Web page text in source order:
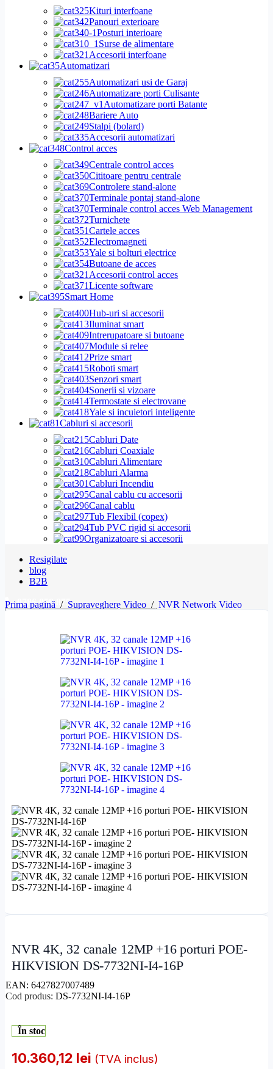
Kituri interfoane
Panouri exterioare
Posturi interioare
Surse de alimentare
Accesorii interfoane
Automatizari
Automatizari usi de Garaj
Automatizare porti Culisante
Automatizare porti Batante
Bariere Auto
Stalpi (bolard)
Accesorii automatizari
Control acces
Centrale control acces
Cititoare pentru centrale
Controlere stand-alone
Terminale pontaj stand-alone
Terminale control acces Web Management
Turnichete
Cartele acces
Electromagneti
Yale si bolturi electrice
Butoane de acces
Accesorii control acces
Licente software
Smart Home
Hub-uri si accesorii
Iluminat smart
Intrerupatoare si butoane
Module si relee
Prize smart
Roboti smart
Senzori smart
Sonerii si vizoare
Termostate si electrovane
Yale si incuietori inteligente
Cabluri si accesorii
Cabluri Date
Cabluri Coaxiale
Cabluri Alimentare
Cabluri Alarma
Cabluri Incendiu
Canal cablu cu accesorii
Canal cablu
Tub Flexibil (copex)
Tub PVC rigid si accesorii
Organizatoare si accesorii
Resigilate
blog
B2B
0786 058 875
Prima pagină / Supraveghere Video / NVR Network Video
NVR 4K, 32 canale 12MP +16 porturi POE-
HIKVISION DS-7732NI-I4-16P
EAN: 6427827007489
Cod produs: DS-7732NI-I4-16P
În stoc
10.360,12 lei (TVA inclus)